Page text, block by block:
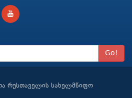
Go!
რუსთაველის სახელმწიფო